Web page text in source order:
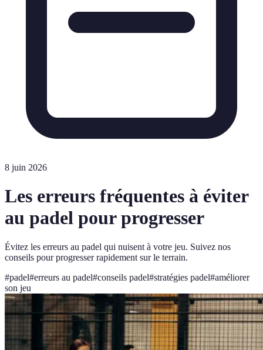
8 juin 2026
Les erreurs fréquentes à éviter
au padel pour progresser
Évitez les erreurs au padel qui nuisent à votre jeu. Suivez nos
conseils pour progresser rapidement sur le terrain.
#padel#erreurs au padel#conseils padel#stratégies padel#améliorer
son jeu